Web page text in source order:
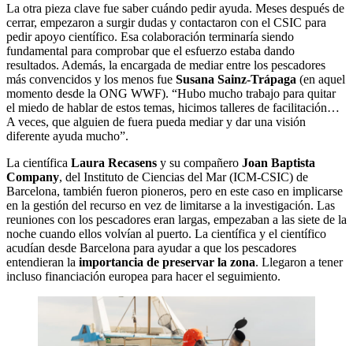
La otra pieza clave fue saber cuándo pedir ayuda. Meses después de
cerrar, empezaron a surgir dudas y contactaron con el CSIC para
pedir apoyo científico. Esa colaboración terminaría siendo
fundamental para comprobar que el esfuerzo estaba dando
resultados. Además, la encargada de mediar entre los pescadores
más convencidos y los menos fue Susana Sainz-Trápaga (en aquel
momento desde la ONG WWF). “Hubo mucho trabajo para quitar
el miedo de hablar de estos temas, hicimos talleres de facilitación…
A veces, que alguien de fuera pueda mediar y dar una visión
diferente ayuda mucho”.
La científica Laura Recasens y su compañero Joan Baptista
Company, del Instituto de Ciencias del Mar (ICM-CSIC) de
Barcelona, también fueron pioneros, pero en este caso en implicarse
en la gestión del recurso en vez de limitarse a la investigación. Las
reuniones con los pescadores eran largas, empezaban a las siete de la
noche cuando ellos volvían al puerto. La científica y el científico
acudían desde Barcelona para ayudar a que los pescadores
entendieran la importancia de preservar la zona. Llegaron a tener
incluso financiación europea para hacer el seguimiento.